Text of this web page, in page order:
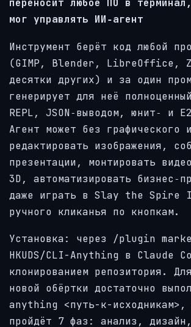
переносит любое ПО в
мог управлять ИИ‑агент
Инструмент берёт код любой
(GIMP, Blender, LibreOffice,
десятки других) и за один
генерирует для неё
REPL, JSON‑выводом, юнит‑ и
Агент может без графического
редактировать изображения,
презентации, монтировать
3D, автоматизировать
даже играть в Slay the Spire
ручного кликанья по кнопкам.
Установка: через /plugin
HKUDS/CLI-Anything в Claude
клонированием репозитория.
новой обёртки достаточно
anything <путь-к-
пройдёт 7 фаз: анализ, дизайн,